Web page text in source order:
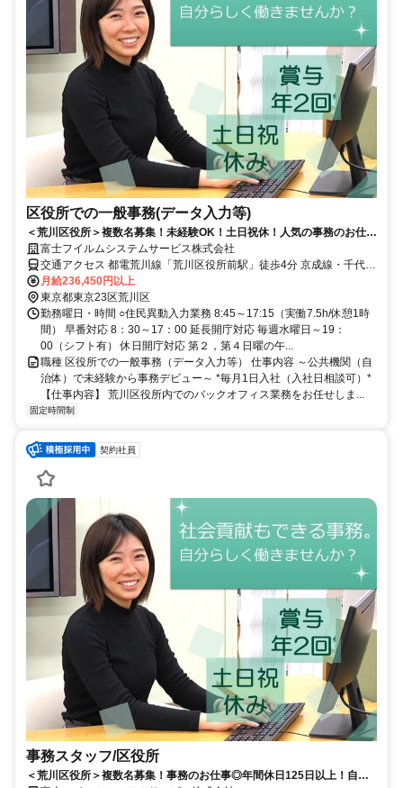
区役所での一般事務(データ入力等)
＜荒川区役所＞複数名募集！未経験OK！土日祝休！人気の事務のお仕事
◎社会貢献に携わるチャンス！
富士フイルムシステムサービス株式会社
交通アクセス 都電荒川線「荒川区役所前駅」徒歩4分 京成線・千代田
線「町屋駅」徒歩12分 JR常磐線「三河島駅」徒歩10分 ☆自転車通勤
可です
月給236,450円以上
東京都東京23区荒川区
勤務曜日・時間 ○住民異動入力業務 8:45～17:15（実働7.5h/休憩1時
間） 早番対応 8：30～17：00 延長開庁対応 毎週水曜日～19：
00（シフト有） 休日開庁対応 第２，第４日曜の午...
職種 区役所での一般事務（データ入力等） 仕事内容 ～公共機関（自
治体）で未経験から事務デビュー～ *毎月1日入社（入社日相談可）*
【仕事内容】 荒川区役所内でのバックオフィス業務をお任せしま...
固定時間制
契約社員
事務スタッフ/区役所
＜荒川区役所＞複数名募集！事務のお仕事◎年間休日125日以上！自治